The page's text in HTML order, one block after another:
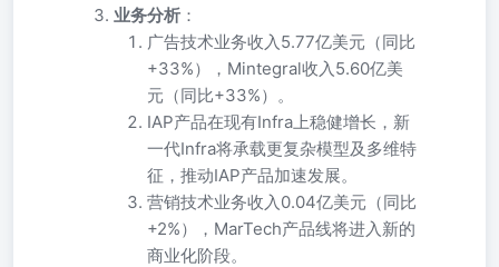
业务分析 ：
广告技术业务收入5.77亿美元（同比
+33%），Mintegral收入5.60亿美
元（同比+33%）。
IAP产品在现有Infra上稳健增长，新
一代Infra将承载更复杂模型及多维特
征，推动IAP产品加速发展。
营销技术业务收入0.04亿美元（同比
+2%），MarTech产品线将进入新的
商业化阶段。